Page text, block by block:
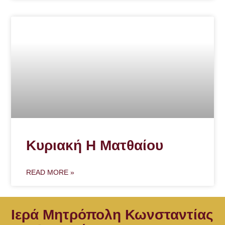
Κυριακή Η Ματθαίου
READ MORE »
Ιερά Μητρόπολη Κωνσταντίας